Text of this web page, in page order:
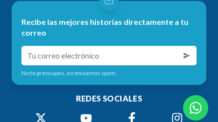
Recibe las mejores historias directamente a tu
correo
No te preocupes, no enviamos spam.
REDES SOCIALES